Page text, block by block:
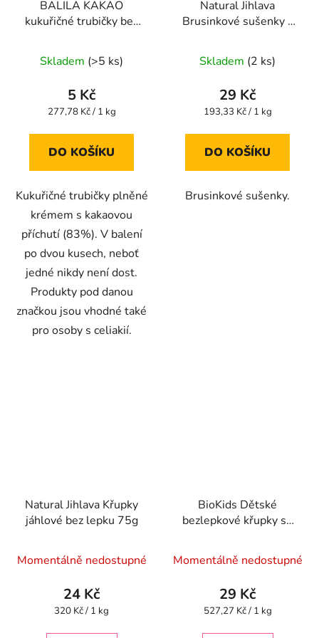
BALILA KAKAO
kukuřičné trubičky bez
hodnocení
produktu
je
z
Skladem (>5 ks)
5 Kč
Měrná
277,78 Kč / 1 kg
DO KOŠÍKU
Kukuřičné trubičky plněné
krémem s kakaovou
příchutí (83%). V balení
po dvou kusech, neboť
jedné nikdy není dost.
Produkty pod danou
značkou jsou vhodné také
pro osoby s celiakií.
Natural Jihlava
Brusinkové sušenky s
150g
hodnocení
produktu
je
z
Skladem (2 ks)
29 Kč
Měrná
193,33 Kč / 1 kg
DO KOŠÍKU
Brusinkové sušenky.
Natural Jihlava Křupky
jáhlové bez lepku 75g
Momentálně nedostupné
24 Kč
Měrná
320 Kč / 1 kg
BioKids Dětské
bezlepkové křupky se
Momentálně nedostupné
29 Kč
Měrná
527,27 Kč / 1 kg